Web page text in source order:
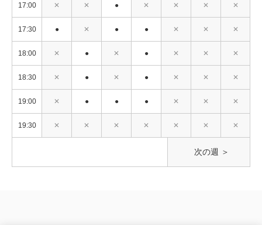
17:00 ✕ ✕ ● ✕ ✕ ✕ ✕
17:30 ● ✕ ● ● ✕ ✕ ✕
18:00 ✕ ● ✕ ● ✕ ✕ ✕
18:30 ✕ ● ✕ ● ✕ ✕ ✕
19:00 ✕ ● ● ● ✕ ✕ ✕
19:30 ✕ ✕ ✕ ✕ ✕ ✕ ✕
次の週 ＞